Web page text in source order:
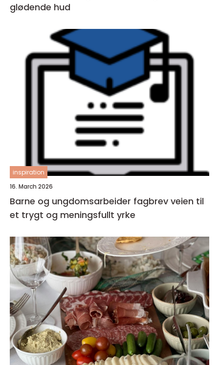
glødende hud
inspiration
16. March 2026
Barne og ungdomsarbeider fagbrev veien til
et trygt og meningsfullt yrke